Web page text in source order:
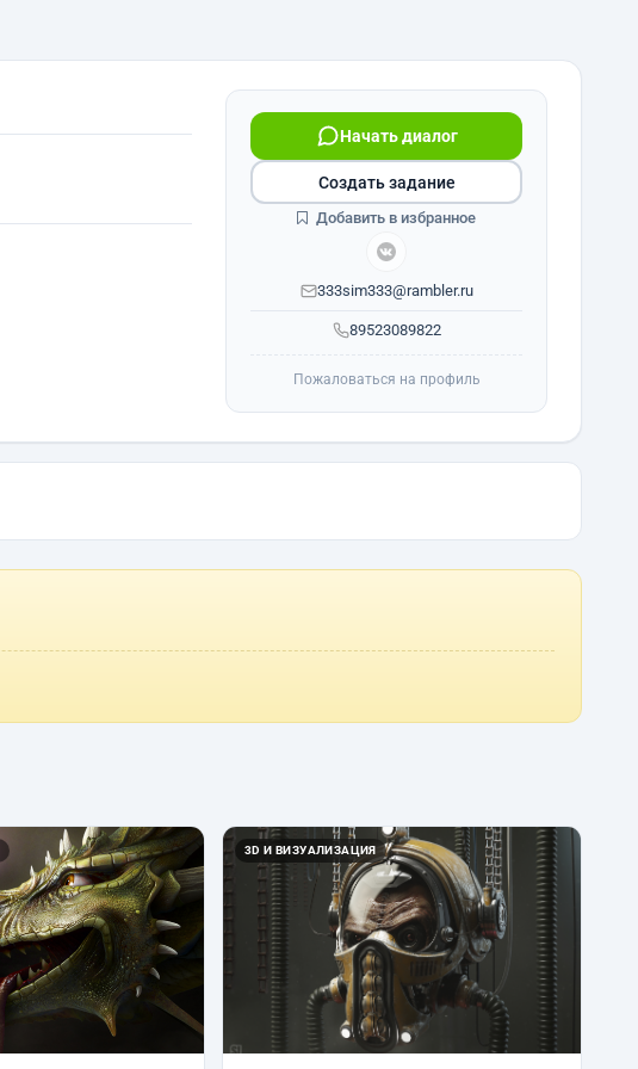
89523089822
Начать диалог
333sim333@rambler.ru
Создать задание
Добавить в избранное
Пожаловаться на профиль
3D И ВИЗУАЛИЗАЦИЯ